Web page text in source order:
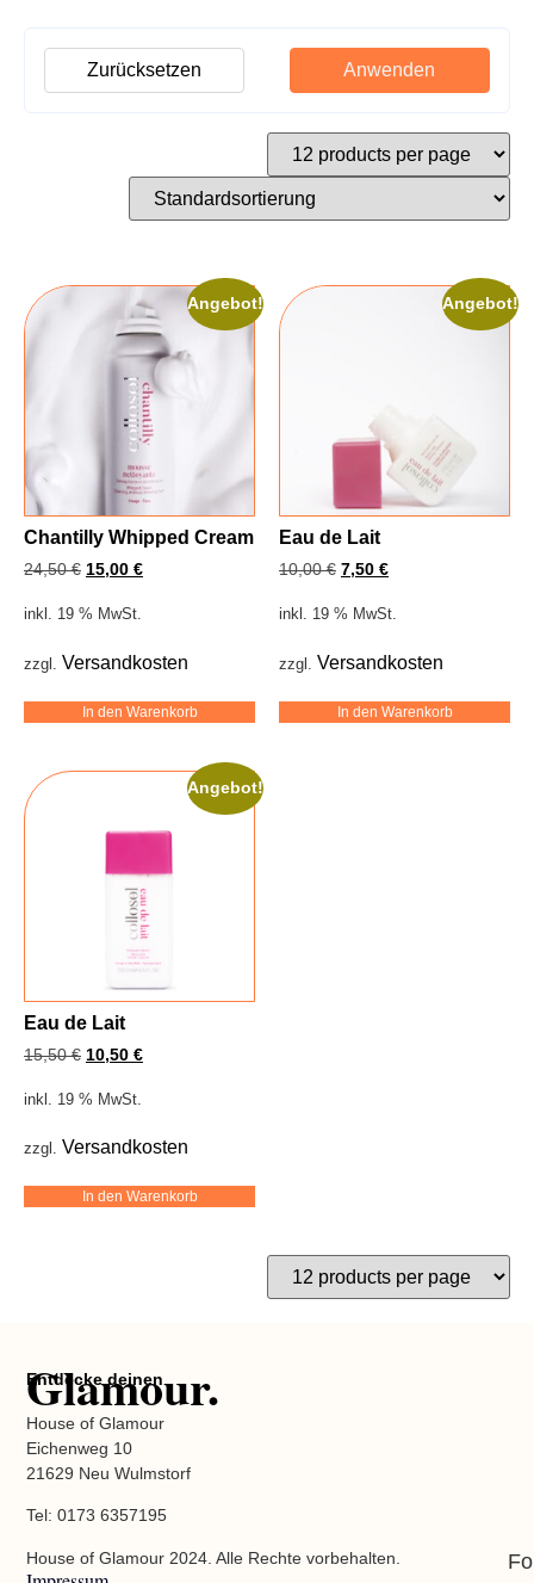
Anwenden
Zurücksetzen
Angebot!
Chantilly Whipped Cream
24,50€ 15,00 €
inkl. 19 % MwSt.
zzgl. Versandkosten
In den Warenkorb
Angebot!
Eau de Lait
10,00€ 7,50 €
inkl. 19 % MwSt.
zzgl. Versandkosten
In den Warenkorb
Angebot!
Eau de Lait
15,50€ 10,50 €
inkl. 19 % MwSt.
zzgl. Versandkosten
In den Warenkorb
Entdecke deinen
Glamour.
House of Glamour
Eichenweg 10
21629 Neu Wulmstorf
Tel: 0173 6357195
House of Glamour 2024. Alle Rechte vorbehalten.